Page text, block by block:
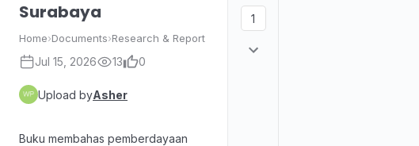
Surabaya
Home›Documents›Research & Report
Jul 15, 2026 13 0
Upload byAsher
Buku membahas pemberdayaan